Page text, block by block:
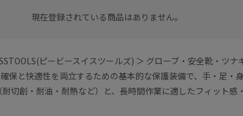
現在登録されている商品はありません。
ピービースイスツールズ) ＞ グローブ・安全靴・ツナ
保と快適性を両立するための基本的な保護装備で、手・足・
切創・耐油・耐熱など）と、長時間作業に適したフィット